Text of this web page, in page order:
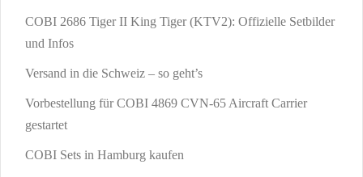
COBI 2686 Tiger II King Tiger (KTV2): Offizielle Setbilder
und Infos
Versand in die Schweiz – so geht’s
Vorbestellung für COBI 4869 CVN-65 Aircraft Carrier
gestartet
COBI Sets in Hamburg kaufen